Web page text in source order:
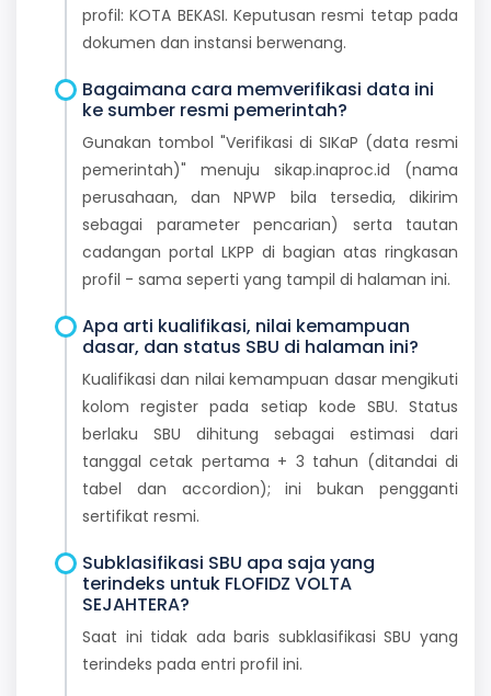
profil: KOTA BEKASI. Keputusan resmi tetap pada
dokumen dan instansi berwenang.
Bagaimana cara memverifikasi data ini
ke sumber resmi pemerintah?
Gunakan tombol "Verifikasi di SIKaP (data resmi
pemerintah)" menuju sikap.inaproc.id (nama
perusahaan, dan NPWP bila tersedia, dikirim
sebagai parameter pencarian) serta tautan
cadangan portal LKPP di bagian atas ringkasan
profil - sama seperti yang tampil di halaman ini.
Apa arti kualifikasi, nilai kemampuan
dasar, dan status SBU di halaman ini?
Kualifikasi dan nilai kemampuan dasar mengikuti
kolom register pada setiap kode SBU. Status
berlaku SBU dihitung sebagai estimasi dari
tanggal cetak pertama + 3 tahun (ditandai di
tabel dan accordion); ini bukan pengganti
sertifikat resmi.
Subklasifikasi SBU apa saja yang
terindeks untuk FLOFIDZ VOLTA
SEJAHTERA?
Saat ini tidak ada baris subklasifikasi SBU yang
terindeks pada entri profil ini.